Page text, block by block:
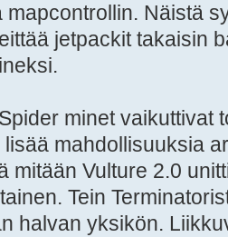
mapcontrollin. Näistä
jetpackit takaisin
minet vaikuttivat
mahdollisuuksia
mitään Vulture 2.0
Tein
halvan yksikön.